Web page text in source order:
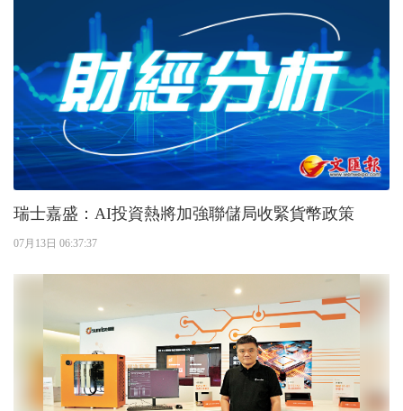
瑞士嘉盛：AI投資熱將加強聯儲局收緊貨幣政策
07月13日 06:37:37